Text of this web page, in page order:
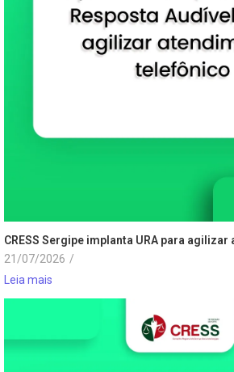
CRESS Sergipe implanta URA para
21/07/2026 /
Leia mais